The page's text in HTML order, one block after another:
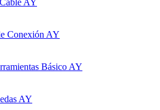
AY
Conexión AY
Básico AY
AY